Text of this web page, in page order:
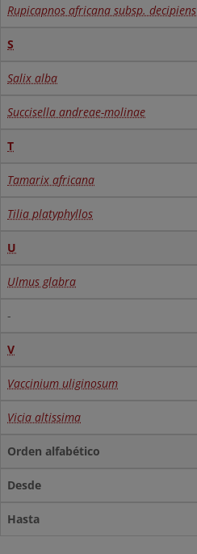
Rupicapnos africana subsp. decipiens
S
Salix alba
Succisella andreae-molinae
T
Tamarix africana
Tilia platyphyllos
U
Ulmus glabra
-
V
Vaccinium uliginosum
Vicia altissima
Orden alfabético
Desde
Hasta